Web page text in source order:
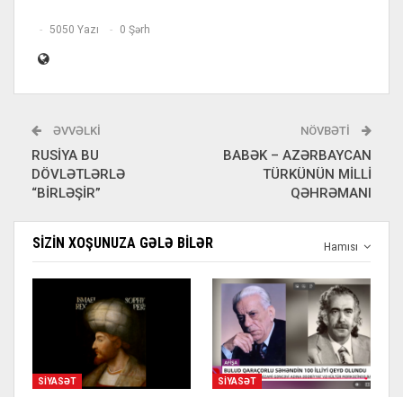
5050 Yazı 0 Şərh
ƏVVƏLKI
RUSİYA BU
DÖVLƏTLƏRLƏ
“BİRLƏŞİR”
NÖVBƏTI
BABƏK – AZƏRBAYCAN
TÜRKÜNÜN MİLLİ
QƏHRƏMANI
Hamısı
SIZIN XOŞUNUZA GƏLƏ BILƏR
SIYASƏT SIYASƏT